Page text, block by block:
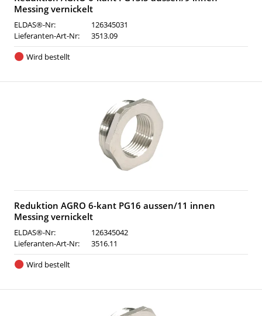
Messing vernickelt
ELDAS®-Nr:
126345031
Lieferanten-Art-Nr:
3513.09
Wird bestellt
Reduktion AGRO 6-kant PG16 aussen/11 innen
Messing vernickelt
ELDAS®-Nr:
126345042
Lieferanten-Art-Nr:
3516.11
Wird bestellt